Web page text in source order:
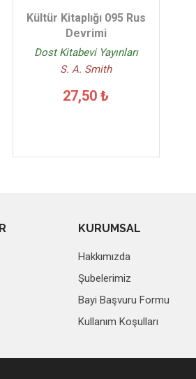
Kültür Kitaplığı 095 Rus
Devrimi
Dost Kitabevi Yayınları
S. A. Smith
27,50 ₺
KURUMSAL
Hakkımızda
Şubelerimiz
Bayi Başvuru Formu
Kullanım Koşulları